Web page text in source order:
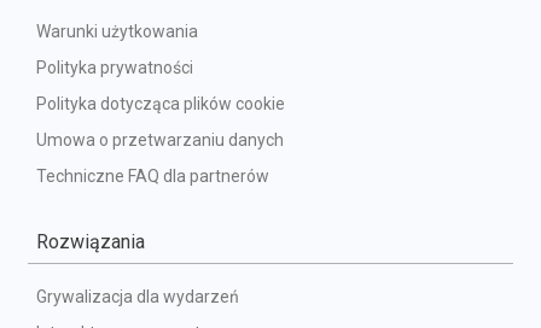
Warunki użytkowania
Polityka prywatności
Polityka dotycząca plików cookie
Umowa o przetwarzaniu danych
Techniczne FAQ dla partnerów
Rozwiązania
Grywalizacja dla wydarzeń